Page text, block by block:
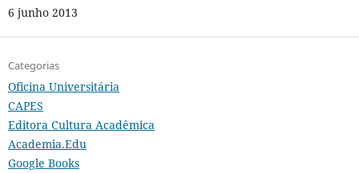
6 junho 2013
Categorias
Oficina Universitária
CAPES
Editora Cultura Acadêmica
Academia.Edu
Google Books